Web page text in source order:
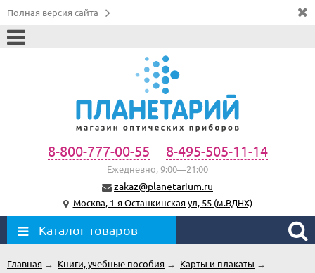
Полная версия сайта
8-800-777-00-55 8-495-505-11-14
Ежедневно, 9:00—21:00
zakaz@planetarium.ru
Москва, 1-я Останкинская ул, 55 (м.ВДНХ)
Каталог товаров
Главная → Книги, учебные пособия → Карты и плакаты →